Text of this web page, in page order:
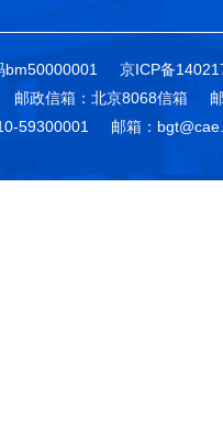
bm50000001
京ICP备
邮政信箱：北京8068信箱
59300001 邮箱：